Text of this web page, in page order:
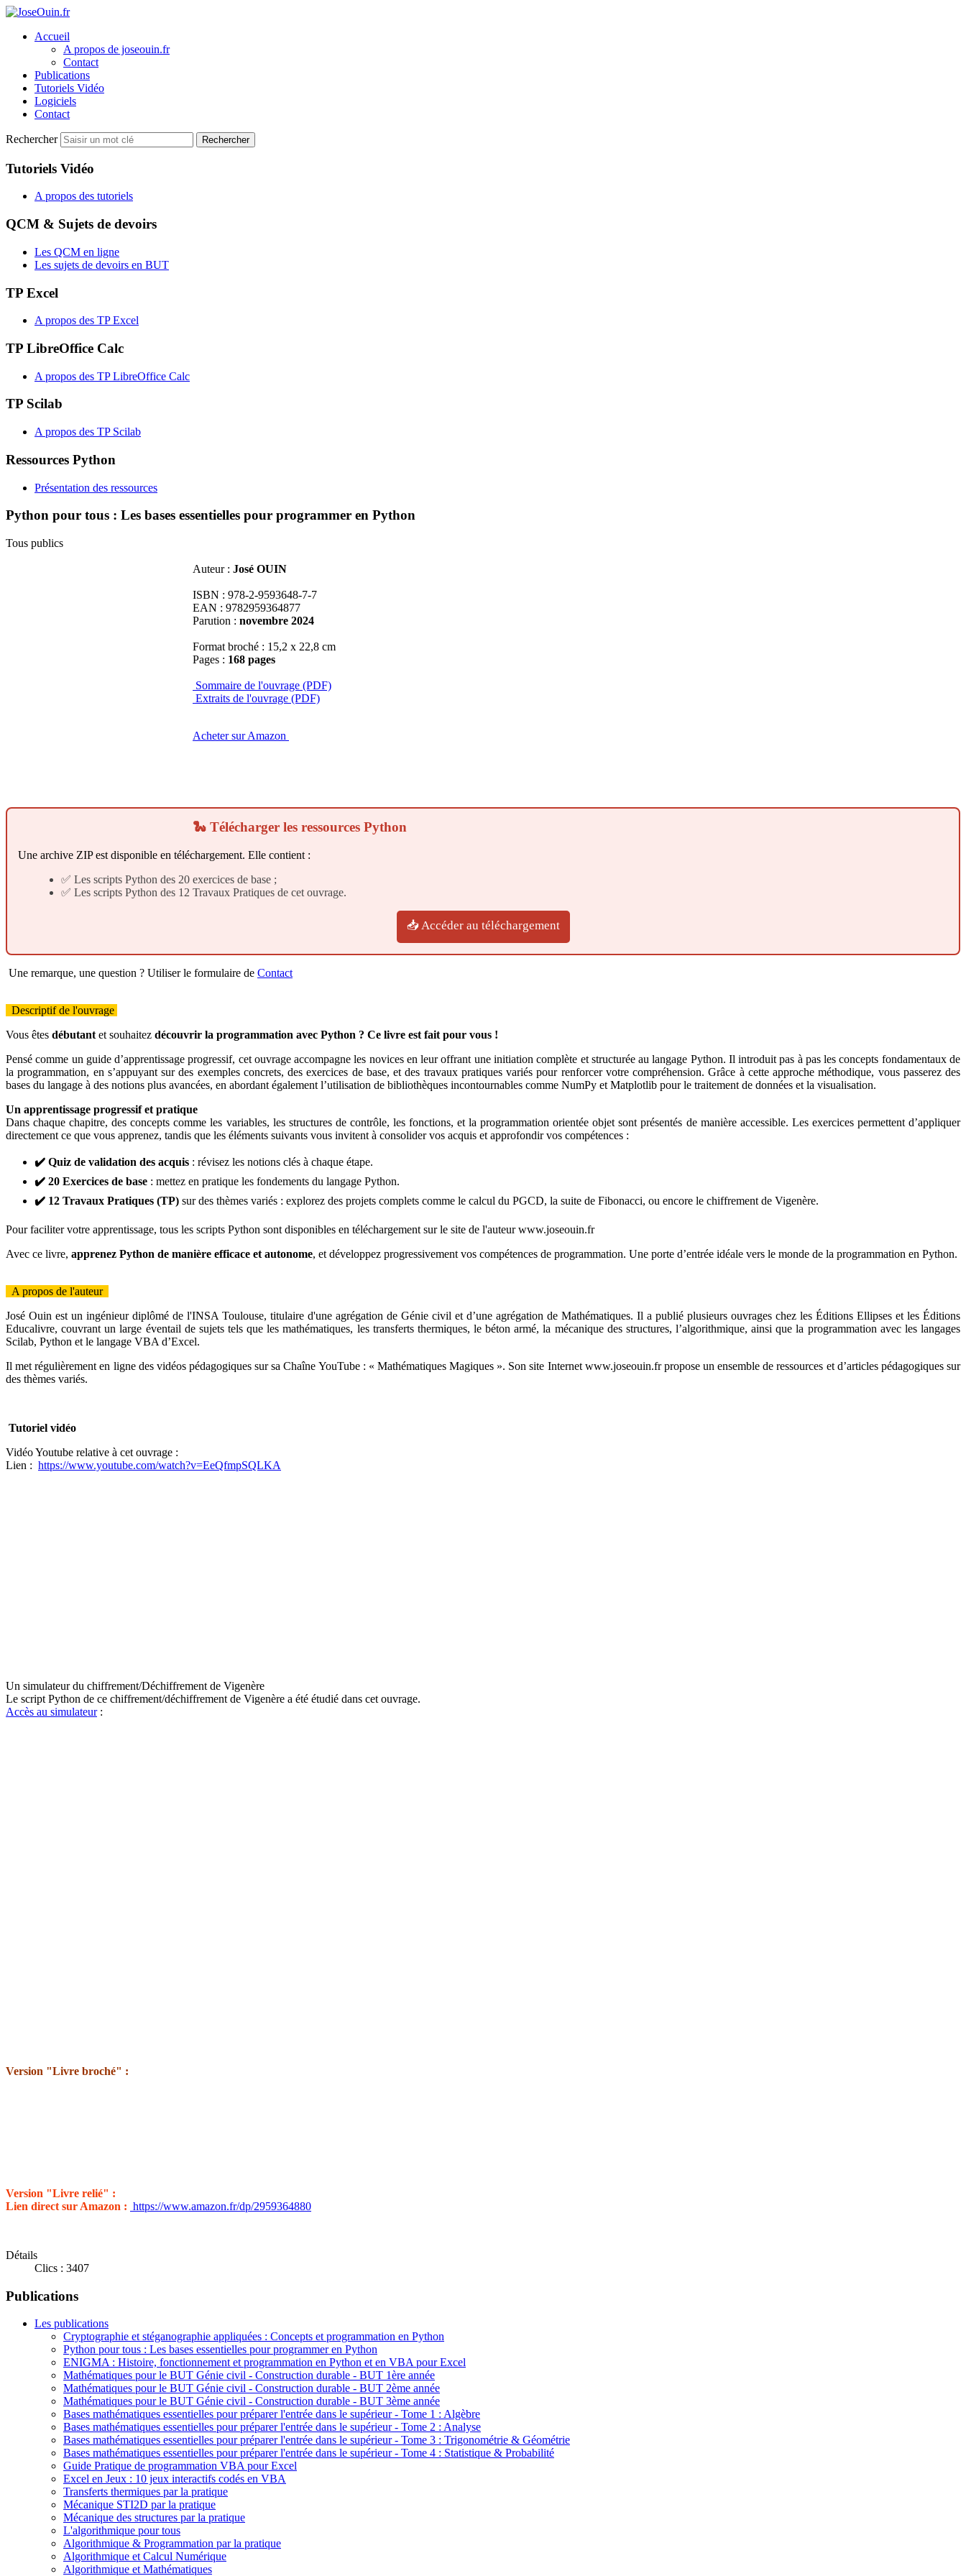
Accueil
A propos de joseouin.fr
Contact
Publications
Tutoriels Vidéo
Logiciels
Contact
Rechercher Rechercher
Tutoriels Vidéo
A propos des tutoriels
QCM & Sujets de devoirs
Les QCM en ligne
Les sujets de devoirs en BUT
TP Excel
A propos des TP Excel
TP LibreOffice Calc
A propos des TP LibreOffice Calc
TP Scilab
A propos des TP Scilab
Ressources Python
Présentation des ressources
Python pour tous : Les bases essentielles pour programmer en Python
Tous publics
Auteur : José OUIN
ISBN : 978-2-9593648-7-7
EAN : 9782959364877
Parution : novembre 2024
Format broché : 15,2 x 22,8 cm
Pages : 168 pages
Sommaire de l'ouvrage (PDF)
Extraits de l'ouvrage (PDF)
Acheter sur Amazon
🐍 Télécharger les ressources Python
Une archive ZIP est disponible en téléchargement. Elle contient :
✅ Les scripts Python des 20 exercices de base ;
✅ Les scripts Python des 12 Travaux Pratiques de cet ouvrage.
📥 Accéder au téléchargement
Une remarque, une question ? Utiliser le formulaire de Contact
Descriptif de l'ouvrage
Vous êtes débutant et souhaitez découvrir la programmation avec Python ? Ce livre est fait pour vous !
Pensé comme un guide d’apprentissage progressif, cet ouvrage accompagne les novices en leur offrant une initiation complète et structurée au langage Python. Il introduit pas à pas les concepts fondamentaux de
la programmation, en s’appuyant sur des exemples concrets, des exercices de base, et des travaux pratiques variés pour renforcer votre compréhension. Grâce à cette approche méthodique, vous passerez des
bases du langage à des notions plus avancées, en abordant également l’utilisation de bibliothèques incontournables comme NumPy et Matplotlib pour le traitement de données et la visualisation.
Un apprentissage progressif et pratique
Dans chaque chapitre, des concepts comme les variables, les structures de contrôle, les fonctions, et la programmation orientée objet sont présentés de manière accessible. Les exercices permettent d’appliquer
directement ce que vous apprenez, tandis que les éléments suivants vous invitent à consolider vos acquis et approfondir vos compétences :
✔️ Quiz de validation des acquis : révisez les notions clés à chaque étape.
✔️ 20 Exercices de base : mettez en pratique les fondements du langage Python.
✔️ 12 Travaux Pratiques (TP) sur des thèmes variés : explorez des projets complets comme le calcul du PGCD, la suite de Fibonacci, ou encore le chiffrement de Vigenère.
Pour faciliter votre apprentissage, tous les scripts Python sont disponibles en téléchargement sur le site de l'auteur www.joseouin.fr
Avec ce livre, apprenez Python de manière efficace et autonome, et développez progressivement vos compétences de programmation. Une porte d’entrée idéale vers le monde de la programmation en Python.
A propos de l'auteur
José Ouin est un ingénieur diplômé de l'INSA Toulouse, titulaire d'une agrégation de Génie civil et d’une agrégation de Mathématiques. Il a publié plusieurs ouvrages chez les Éditions Ellipses et les Éditions
Educalivre, couvrant un large éventail de sujets tels que les mathématiques, les transferts thermiques, le béton armé, la mécanique des structures, l’algorithmique, ainsi que la programmation avec les langages
Scilab, Python et le langage VBA d’Excel.
Il met régulièrement en ligne des vidéos pédagogiques sur sa Chaîne YouTube : « Mathématiques Magiques ». Son site Internet www.joseouin.fr propose un ensemble de ressources et d’articles pédagogiques sur
des thèmes variés.
Tutoriel vidéo
Vidéo Youtube relative à cet ouvrage :
Lien : https://www.youtube.com/watch?v=EeQfmpSQLKA
Un simulateur du chiffrement/Déchiffrement de Vigenère
Le script Python de ce chiffrement/déchiffrement de Vigenère a été étudié dans cet ouvrage.
Accès au simulateur:
Version "Livre broché" :
Version "Livre relié" :
Lien direct sur Amazon : https://www.amazon.fr/dp/2959364880
Détails
Clics : 3407
Publications
Les publications
Cryptographie et stéganographie appliquées : Concepts et programmation en Python
Python pour tous : Les bases essentielles pour programmer en Python
ENIGMA : Histoire, fonctionnement et programmation en Python et en VBA pour Excel
Mathématiques pour le BUT Génie civil - Construction durable - BUT 1ère année
Mathématiques pour le BUT Génie civil - Construction durable - BUT 2ème année
Mathématiques pour le BUT Génie civil - Construction durable - BUT 3ème année
Bases mathématiques essentielles pour préparer l'entrée dans le supérieur - Tome 1 : Algèbre
Bases mathématiques essentielles pour préparer l'entrée dans le supérieur - Tome 2 : Analyse
Bases mathématiques essentielles pour préparer l'entrée dans le supérieur - Tome 3 : Trigonométrie & Géométrie
Bases mathématiques essentielles pour préparer l'entrée dans le supérieur - Tome 4 : Statistique & Probabilité
Guide Pratique de programmation VBA pour Excel
Excel en Jeux : 10 jeux interactifs codés en VBA
Transferts thermiques par la pratique
Mécanique STI2D par la pratique
Mécanique des structures par la pratique
L'algorithmique pour tous
Algorithmique & Programmation par la pratique
Algorithmique et Calcul Numérique
Algorithmique et Mathématiques